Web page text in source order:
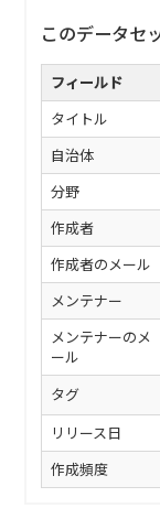
このデータセ
フィールド
タイトル
自治体
分野
作成者
作成者のメール
メンテナー
メンテナーのメ
ール
タグ
リリース日
作成頻度